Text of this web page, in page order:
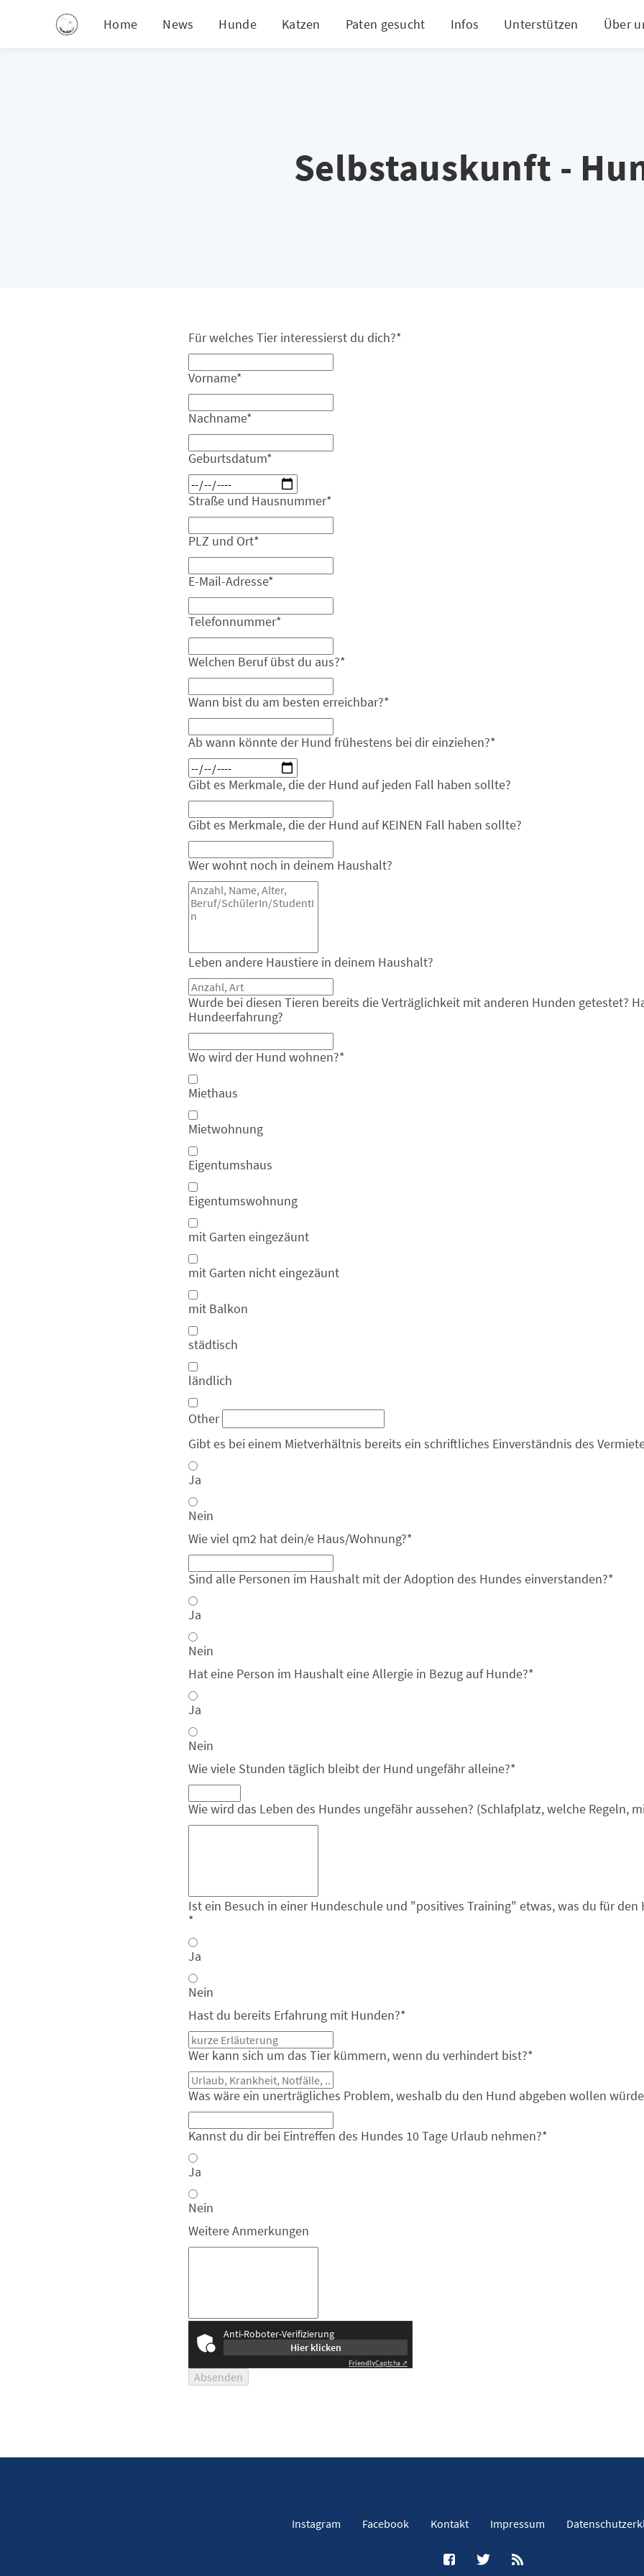
Home News Hunde Katzen Paten gesucht Infos Unterstützen Über
Selbstauskunft -
Für welches Tier interessierst du dich?*
Vorname*
Nachname*
Geburtsdatum*
Straße und Hausnummer*
PLZ und Ort*
E-Mail-Adresse*
Telefonnummer*
Welchen Beruf übst du aus?*
Wann bist du am besten erreichbar?*
Ab wann könnte der Hund frühestens bei dir einziehen?*
Gibt es Merkmale, die der Hund auf jeden Fall haben sollte?
Gibt es Merkmale, die der Hund auf KEINEN Fall haben sollte?
Wer wohnt noch in deinem Haushalt?
Leben andere Haustiere in deinem Haushalt?
Wurde bei diesen Tieren bereits die Verträglichkeit mit anderen Hunden getestet?
Hundeerfahrung?
Wo wird der Hund wohnen?*
Miethaus
Mietwohnung
Eigentumshaus
Eigentumswohnung
mit Garten eingezäunt
mit Garten nicht eingezäunt
mit Balkon
städtisch
ländlich
Other
Gibt es bei einem Mietverhältnis bereits ein schriftliches Einverständnis des
Ja
Nein
Wie viel qm2 hat dein/e Haus/Wohnung?*
Sind alle Personen im Haushalt mit der Adoption des Hundes einverstanden?*
Ja
Nein
Hat eine Person im Haushalt eine Allergie in Bezug auf Hunde?*
Ja
Nein
Wie viele Stunden täglich bleibt der Hund ungefähr alleine?*
Wie wird das Leben des Hundes ungefähr aussehen? (Schlafplatz, welche Regeln,
Ist ein Besuch in einer Hundeschule und "positives Training" etwas, was du für
*
Ja
Nein
Hast du bereits Erfahrung mit Hunden?*
Wer kann sich um das Tier kümmern, wenn du verhindert bist?*
Was wäre ein unerträgliches Problem, weshalb du den Hund abgeben wollen
Kannst du dir bei Eintreffen des Hundes 10 Tage Urlaub nehmen?*
Ja
Nein
Weitere Anmerkungen
Anti-Roboter-Verifizierung
Hier klicken
FriendlyCaptcha ⇗
Absenden
Instagram Facebook Kontakt Impressum